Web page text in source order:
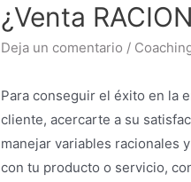
¿Venta
Deja un comentario /
Para conseguir el éxito en la
cliente, acercarte a su
manejar variables racionales
con tu producto o servicio,